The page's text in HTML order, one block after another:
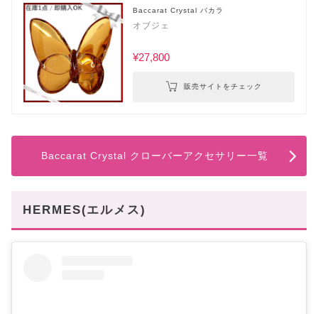
Baccarat Crystal バカラ
オブジェ
¥27,800
販売サイトをチェック
Baccarat Crystal クローバーアクセサリー一覧
HERMES(エルメス)